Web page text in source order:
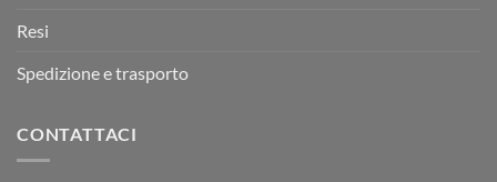
Resi
Spedizione e trasporto
CONTATTACI